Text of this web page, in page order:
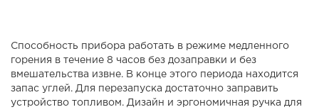
Способность прибора работать в режиме медленного
горения в течение 8 часов без дозаправки и без
вмешательства извне. В конце этого периода находится
запас углей. Для перезапуска достаточно заправить
устройство топливом. Дизайн и эргономичная ручка для